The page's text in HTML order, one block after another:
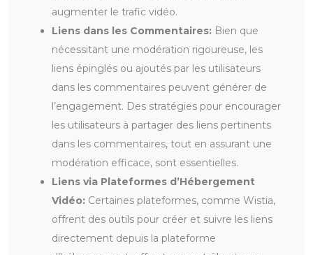
augmenter le trafic vidéo.
Liens dans les Commentaires: Bien que
nécessitant une modération rigoureuse, les
liens épinglés ou ajoutés par les utilisateurs
dans les commentaires peuvent générer de
l’engagement. Des stratégies pour encourager
les utilisateurs à partager des liens pertinents
dans les commentaires, tout en assurant une
modération efficace, sont essentielles.
Liens via Plateformes d’Hébergement
Vidéo: Certaines plateformes, comme Wistia,
offrent des outils pour créer et suivre les liens
directement depuis la plateforme